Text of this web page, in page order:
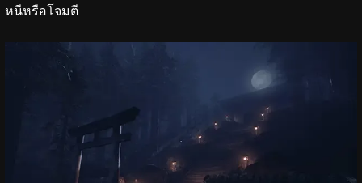
หนีหรือโจมตี